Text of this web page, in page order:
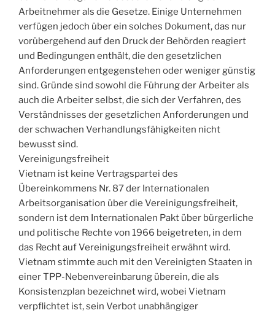
Arbeitnehmer als die Gesetze. Einige Unternehmen
verfügen jedoch über ein solches Dokument, das nur
vorübergehend auf den Druck der Behörden reagiert
und Bedingungen enthält, die den gesetzlichen
Anforderungen entgegenstehen oder weniger günstig
sind. Gründe sind sowohl die Führung der Arbeiter als
auch die Arbeiter selbst, die sich der Verfahren, des
Verständnisses der gesetzlichen Anforderungen und
der schwachen Verhandlungsfähigkeiten nicht
bewusst sind.
Vereinigungsfreiheit
Vietnam ist keine Vertragspartei des
Übereinkommens Nr. 87 der Internationalen
Arbeitsorganisation über die Vereinigungsfreiheit,
sondern ist dem Internationalen Pakt über bürgerliche
und politische Rechte von 1966 beigetreten, in dem
das Recht auf Vereinigungsfreiheit erwähnt wird.
Vietnam stimmte auch mit den Vereinigten Staaten in
einer TPP-Nebenvereinbarung überein, die als
Konsistenzplan bezeichnet wird, wobei Vietnam
verpflichtet ist, sein Verbot unabhängiger